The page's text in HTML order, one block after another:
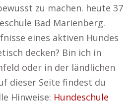
zu machen. heute 37
Bad Marienberg.
eines aktiven Hundes
decken? Bin ich in
oder in der ländlichen
dieser Seite findest du
Hinweise: Hundeschule